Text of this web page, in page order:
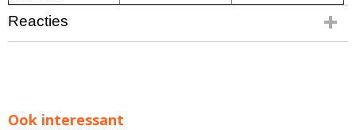
Reacties
Ook interessant